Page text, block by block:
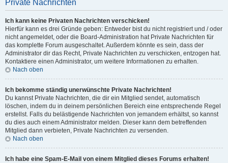
Private Nachrichten
Ich kann keine Privaten Nachrichten verschicken!
Hierfür kann es drei Gründe geben: Entweder bist du nicht registriert und / oder
nicht angemeldet, oder die Board-Administration hat Private Nachrichten für
das komplette Forum ausgeschaltet. Außerdem könnte es sein, dass der
Administrator dir das Recht, Private Nachrichten zu verschicken, entzogen hat.
Kontaktiere einen Administrator, um weitere Informationen zu erhalten.
Nach oben
Ich bekomme ständig unerwünschte Private Nachrichten!
Du kannst Private Nachrichten, die dir ein Mitglied sendet, automatisch
löschen, indem du in deinem persönlichen Bereich eine entsprechende Regel
erstellst. Falls du belästigende Nachrichten von jemandem erhältst, so kannst
du dies auch einem Administrator melden. Dieser kann dem betreffenden
Mitglied dann verbieten, Private Nachrichten zu versenden.
Nach oben
Ich habe eine Spam-E-Mail von einem Mitglied dieses Forums erhalten!